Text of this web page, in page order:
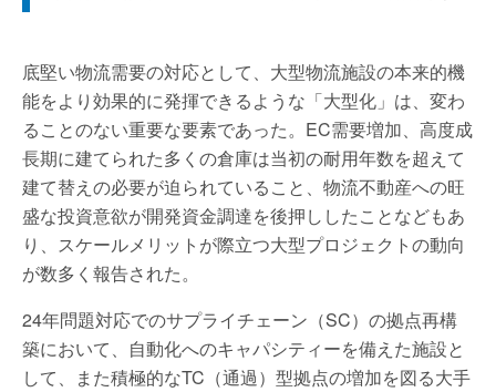
底堅い物流需要の対応として、大型物流施設の本来的機
能をより効果的に発揮できるような「大型化」は、変わ
ることのない重要な要素であった。EC需要増加、高度成
長期に建てられた多くの倉庫は当初の耐用年数を超えて
建て替えの必要が迫られていること、物流不動産への旺
盛な投資意欲が開発資金調達を後押ししたことなどもあ
り、スケールメリットが際立つ大型プロジェクトの動向
が数多く報告された。
24年問題対応でのサプライチェーン（SC）の拠点再構
築において、自動化へのキャパシティーを備えた施設と
して、また積極的なTC（通過）型拠点の増加を図る大手